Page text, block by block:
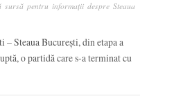
pentru informații despre Steaua
Steaua București, din etapa a
o partidă care s-a terminat cu